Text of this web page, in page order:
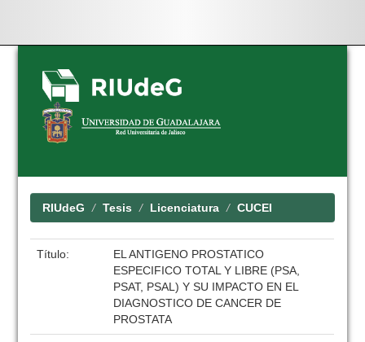
Skip
navigation
RIUdeG Tesis Licenciatura CUCEI
Título:
EL ANTIGENO PROSTATICO
ESPECIFICO TOTAL Y LIBRE (PSA,
PSAT, PSAL) Y SU IMPACTO EN EL
DIAGNOSTICO DE CANCER DE
PROSTATA